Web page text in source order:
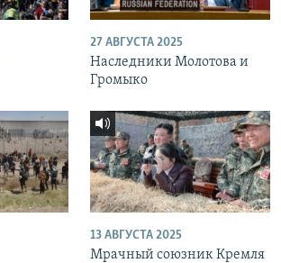
27 АВГУСТА 2025
Наследники Молотова и
Громыко
13 АВГУСТА 2025
Мрачный союзник Кремля